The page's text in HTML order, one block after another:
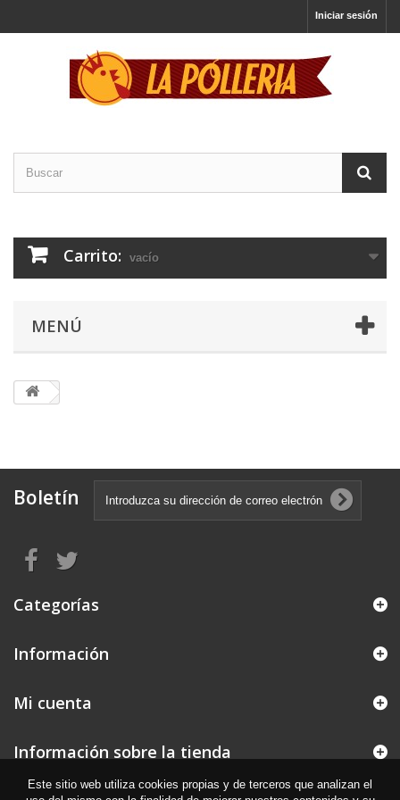
Iniciar sesión
Carrito: vacío
MENÚ
Este sitio web utiliza cookies propias y de terceros que analizan el
Boletín
Categorías
Información
Mi cuenta
Información sobre la tienda